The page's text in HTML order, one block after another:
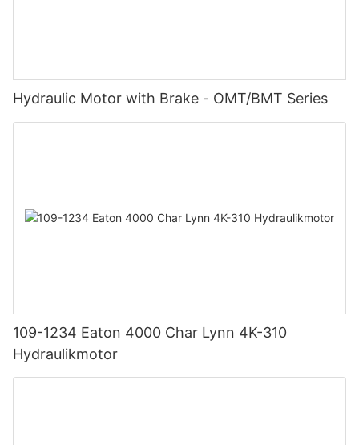
Hydraulic Motor with Brake - OMT/BMT Series
109-1234 Eaton 4000 Char Lynn 4K-310
Hydraulikmotor